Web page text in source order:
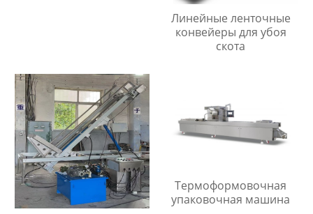
Линейные ленточные
конвейеры для убоя
скота
Термоформовочная
упаковочная машина